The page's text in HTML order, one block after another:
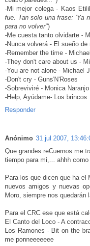
-Mi mejor colega - Kaos
fue. Tan solo una frase: 'Ya
para no volver")
-Me cuesta tanto olvidarte -
-Nunca volverá - El sueño de
-Remember the time -
-They don't care about us -
-You are not alone - Michael
-Don't cry - Guns'N'Roses
-Sobreviviré - Monica Naranjo
-Help, Ayúdame- Los brincos
Responder
Anónimo 31 jul 2007,
Que grandes reCuernos me
tiempo para mi,... ahhh
Para los que dicen que ha el
nuevos amigos y nuevas
Moro, siempre nos quedarán
Para el CRC ese que está
El Canto del Loco - A
Los Ramones - Bit on the
me ponneeeeeee